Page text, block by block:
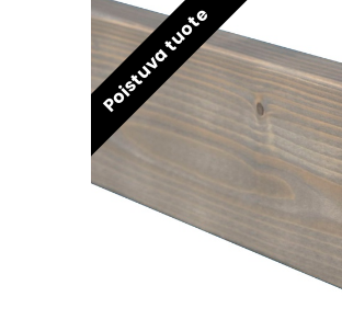
Poistuva tuote